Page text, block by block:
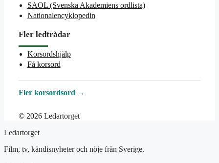
SAOL (Svenska Akademiens ordlista)
Nationalencyklopedin
Fler ledtrådar
Korsordshjälp
Få korsord
Fler korsordsord →
© 2026 Ledartorget
Ledartorget
Film, tv, kändisnyheter och nöje från Sverige.